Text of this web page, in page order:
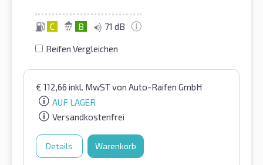
C B 71 dB
Reifen Vergleichen
€ 112,66 inkl. MwSTvon Auto-Raifen GmbH
AUF LAGER
Versandkostenfrei
Details Warenkorb